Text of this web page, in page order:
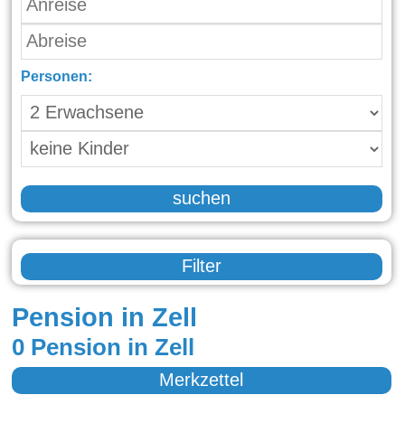
Personen:
suchen
Filter
Pension in Zell
0 Pension in Zell
Merkzettel